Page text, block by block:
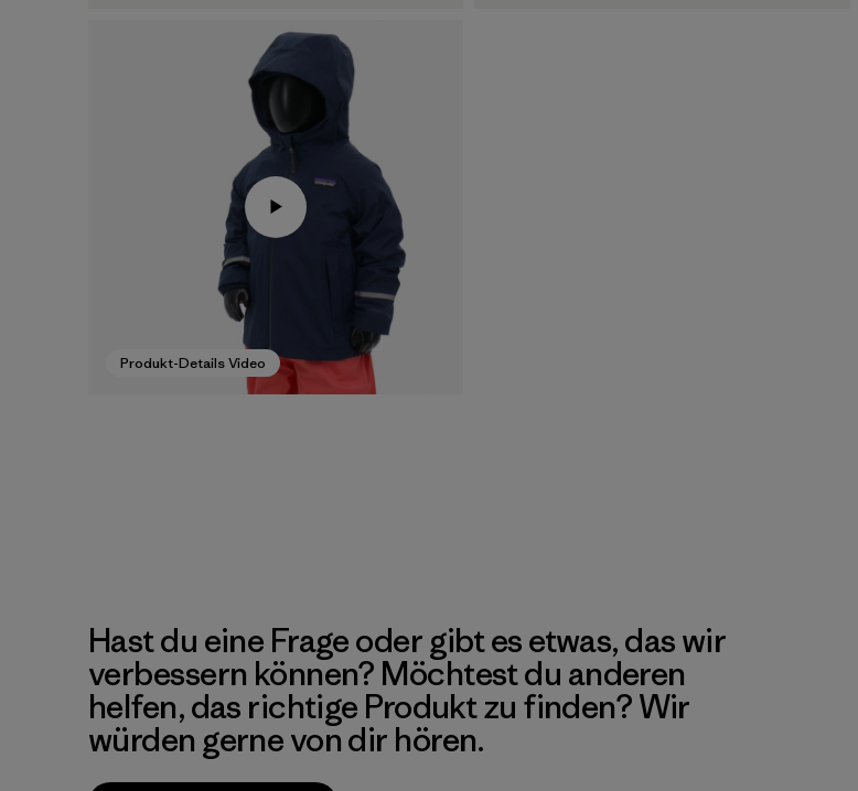
Produkt-Details Video
Hast du eine Frage oder gibt es etwas, das wir
verbessern können? Möchtest du anderen
helfen, das richtige Produkt zu finden? Wir
würden gerne von dir hören.